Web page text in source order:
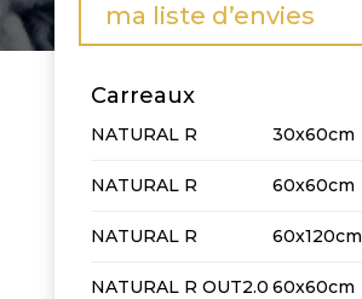
ma liste d’envies
Carreaux
NATURAL R 30x60cm
NATURAL R 60x60cm
NATURAL R 60x120cm
NATURAL R OUT2.0 60x60cm